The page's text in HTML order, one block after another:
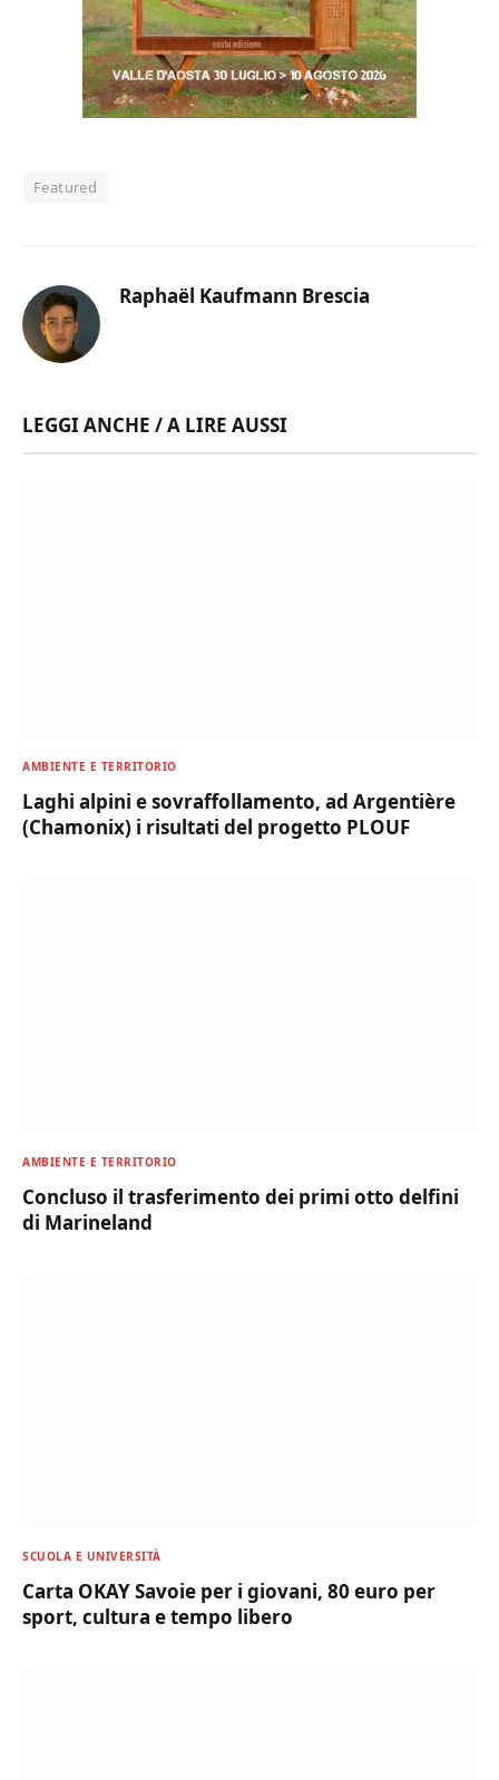
Featured
Raphaël Kaufmann Brescia
LEGGI ANCHE / A LIRE AUSSI
AMBIENTE E TERRITORIO
Laghi alpini e sovraffollamento, ad Argentière
(Chamonix) i risultati del progetto PLOUF
AMBIENTE E TERRITORIO
Concluso il trasferimento dei primi otto delfini
di Marineland
SCUOLA E UNIVERSITÀ
Carta OKAY Savoie per i giovani, 80 euro per
sport, cultura e tempo libero